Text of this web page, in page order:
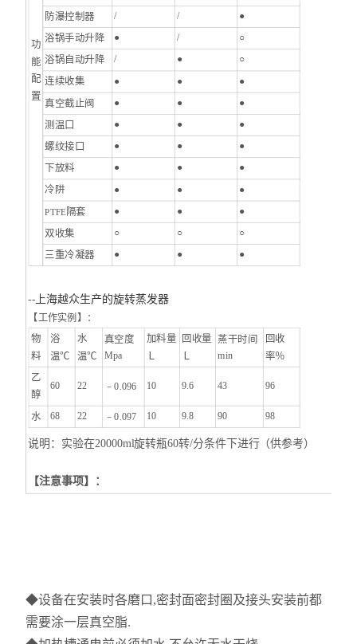
功
能
配
置
防瀑控制器 / / ●
浴锅手动升降 ● / ○
浴锅自动升降 / ● ○
连续收集 ● ● ●
真空截止阀 ● ● ●
测温口 ● ● ●
螺纹接口 ● ● ●
下放料 ● ● ●
冷阱 ● ● ●
PTFE 隔套 ● ● ●
双收集 ○ ○ ○
三重冷凝器 ● ● ●
-- 上海越众生产的旋转蒸发器
【工作实例】：
物
料
浴
温℃
水
温℃
真空度
Mpa
加料量
回收量
蒸干时间
min
回收
率％
乙
醇
60 22 ﹣0.096 10 9.6 43 96
水 68 22 ﹣0.097 10 9.8 90 98
说明：实验在20000ml旋转瓶60转/分条件下进行（供参考）
【注意事项】：
◆设备在安装时各磨口,密封面密封圈及接头安装前都
需要涂一层真空脂.